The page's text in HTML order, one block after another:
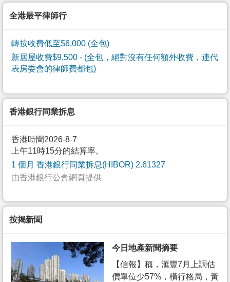
全港最平律師行
轉按收費低至$6,000 (全包)
新居屋收費$9,500 - (全包，絕對沒有任何額外收費，連代
表房委會的律師費都包)
香港銀行同業拆息
香港時間2026-8-7
上午11時15分的結算率。
1 個月 香港銀行同業拆息(HIBOR) 2.61327
由香港銀行公會網頁提供
按揭新聞
今日地產新聞摘要
【信報】稱，滙豐7月上調估
價單位少57%，橫行格局，黃